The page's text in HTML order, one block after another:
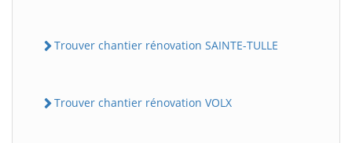
Trouver chantier rénovation SAINTE-TULLE
Trouver chantier rénovation VOLX